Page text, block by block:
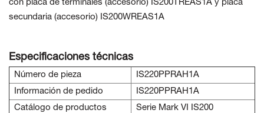
con placa de terminales (accesorio) IS200TREAS1A y placa
secundaria (accesorio) IS200WREAS1A
Especificaciones técnicas
Número de pieza
IS220PPRAH1A
Información de pedido
IS220PPRAH1A
Catálogo de productos
Serie Mark VI IS200